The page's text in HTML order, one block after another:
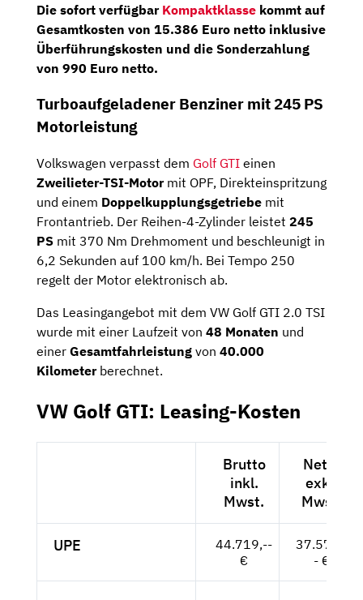
Die sofort verfügbar Kompaktklasse kommt auf
Gesamtkosten von 15.386 Euro netto inklusive
Überführungskosten und die Sonderzahlung
von 990 Euro netto.
Turboaufgeladener Benziner mit 245 PS
Motorleistung
Volkswagen verpasst dem Golf GTI einen
Zweilieter-TSI-Motormit OPF, Direkteinspritzung
und einem Doppelkupplungsgetriebe mit
Frontantrieb. Der Reihen-4-Zylinder leistet 245
PS mit 370 Nm Drehmoment und beschleunigt in
6,2 Sekunden auf 100 km/h. Bei Tempo 250
regelt der Motor elektronisch ab.
Das Leasingangebot mit dem VW Golf GTI 2.0 TSI
wurde mit einer Laufzeit von 48 Monaten und
einer Gesamtfahrleistung von 40.000
Kilometerberechnet.
VW Golf GTI: Leasing-Kosten
Brutto
inkl.
Mwst.
Netto
exkl.
Mwst.
UPE
44.719,--
€
37.579,-
- €